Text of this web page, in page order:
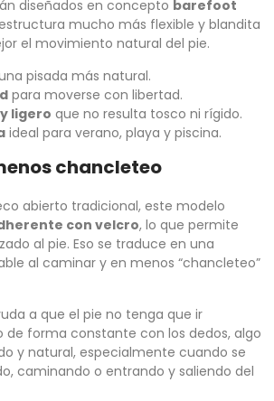
diseñados en concepto barefoot
mucho más flexible y blandita
el movimiento natural del pie.
pisada más natural.
para moverse con libertad.
ligero que no resulta tosco ni rígido.
ideal para verano, playa y piscina.
chancleteo
abierto tradicional, este modelo
con velcro, lo que permite
al pie. Eso se traduce en una
al caminar y en menos “chancleteo”
a que el pie no tenga que ir
de forma constante con los dedos, algo
y natural, especialmente cuando se
caminando o entrando y saliendo del